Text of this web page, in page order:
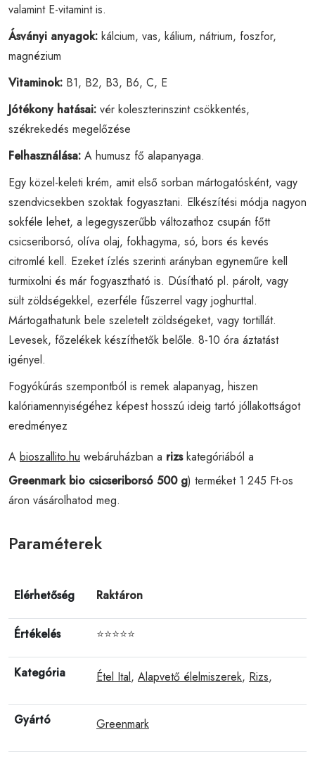
valamint E-vitamint is.
Ásványi anyagok: kálcium, vas, kálium, nátrium, foszfor,
magnézium
Vitaminok: B1, B2, B3, B6, C, E
Jótékony hatásai: vér koleszterinszint csökkentés,
székrekedés megelőzése
Felhasználása: A humusz fő alapanyaga.
Egy közel-keleti krém, amit első sorban mártogatósként, vagy
szendvicsekben szoktak fogyasztani. Elkészítési módja nagyon
sokféle lehet, a legegyszerűbb változathoz csupán főtt
csicseriborsó, olíva olaj, fokhagyma, só, bors és kevés
citromlé kell. Ezeket ízlés szerinti arányban egyneműre kell
turmixolni és már fogyasztható is. Dúsítható pl. párolt, vagy
sült zöldségekkel, ezerféle fűszerrel vagy joghurttal.
Mártogathatunk bele szeletelt zöldségeket, vagy tortillát.
Levesek, főzelékek készíthetők belőle. 8-10 óra áztatást
igényel.
Fogyókúrás szempontból is remek alapanyag, hiszen
kalóriamennyiségéhez képest hosszú ideig tartó jóllakottságot
eredményez
A bioszallito.hu webáruházban a rizskategóriából a
Greenmark bio csicseriborsó 500 g) terméket 1 245 Ft-os
áron vásárolhatod meg.
Paraméterek
Elérhetőség Raktáron
Értékelés ⭐⭐⭐⭐⭐
Kategória Étel Ital, Alapvető élelmiszerek, Rizs,
Gyártó Greenmark